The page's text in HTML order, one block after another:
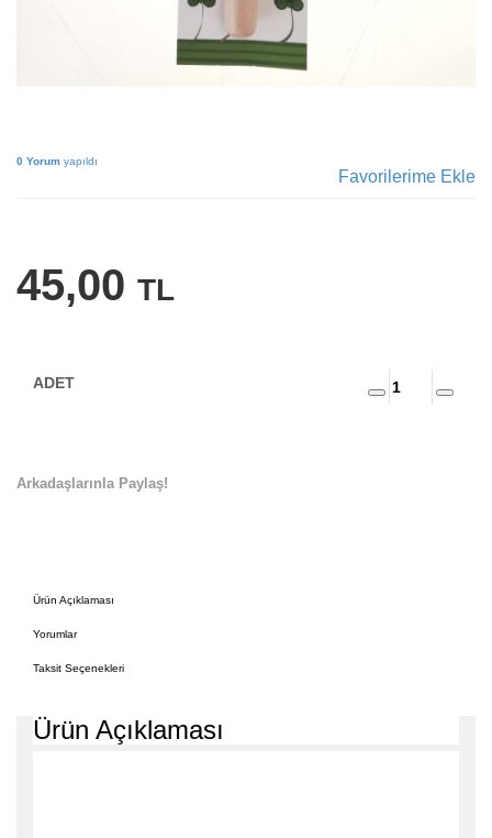
0 Yorum yapıldı
Favorilerime Ekle
45,00 TL
Arkadaşlarınla Paylaş!
Ürün Açıklaması
Yorumlar
Taksit Seçenekleri
Ürün Açıklaması